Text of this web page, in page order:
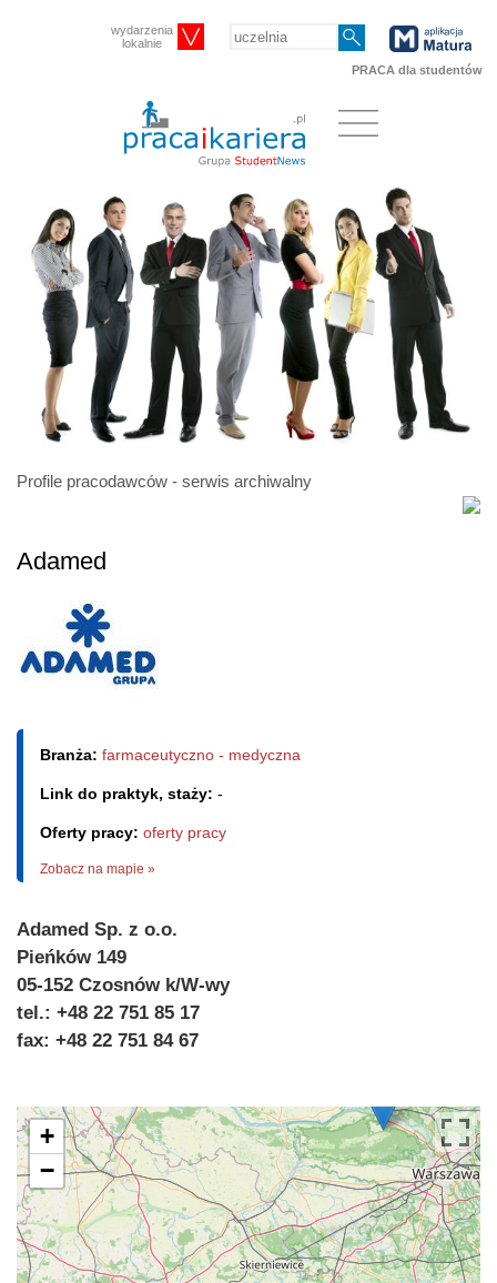
wydarzenia
lokalnie
PRACA dla studentów
Profile pracodawców - serwis archiwalny
Adamed
Branża: farmaceutyczno - medyczna
Link do praktyk, staży: -
Oferty pracy: oferty pracy
Zobacz na mapie »
Adamed Sp. z o.o.
Pieńków 149
05-152 Czosnów k/W-wy
tel.: +48 22 751 85 17
fax: +48 22 751 84 67
+
−